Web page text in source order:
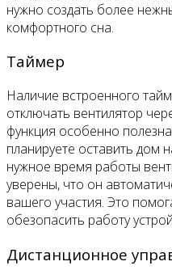
нужно создать более
комфортного сна.
Таймер
Наличие встроенного
отключать вентилятор
функция особенно
планируете оставить дом
нужное время работы
уверены, что он
вашего участия. Это
обезопасить работу
Дистанционное